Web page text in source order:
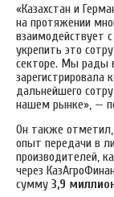
«Казахстан и
на протяжении
взаимодействует
укрепить это
секторе. Мы рады
дальнейшего
нашем рынке», —
Он также
опыт передачи в
производителей,
через
сумму 3,9